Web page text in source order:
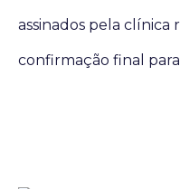
assinados pela clínica
confirmação final